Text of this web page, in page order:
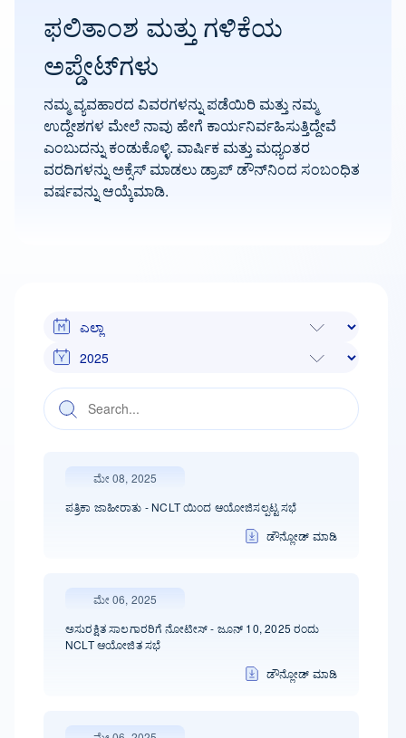
ಫಲಿತಾಂಶ ಮತ್ತು ಗಳಿಕೆಯ
ಅಪ್ಡೇಟ್‌ಗಳು
ನಮ್ಮ ವ್ಯವಹಾರದ ವಿವರಗಳನ್ನು ಪಡೆಯಿರಿ ಮತ್ತು ನಮ್ಮ
ಉದ್ದೇಶಗಳ ಮೇಲೆ ನಾವು ಹೇಗೆ ಕಾರ್ಯನಿರ್ವಹಿಸುತ್ತಿದ್ದೇವೆ
ಎಂಬುದನ್ನು ಕಂಡುಕೊಳ್ಳಿ. ವಾರ್ಷಿಕ ಮತ್ತು ಮಧ್ಯಂತರ
ವರದಿಗಳನ್ನು ಅಕ್ಸೆಸ್ ಮಾಡಲು ಡ್ರಾಪ್ ಡೌನ್‌ನಿಂದ ಸಂಬಂಧಿತ
ವರ್ಷವನ್ನು ಆಯ್ಕೆಮಾಡಿ.
ಮೇ 08, 2025
ಪತ್ರಿಕಾ ಜಾಹೀರಾತು - NCLT ಯಿಂದ ಆಯೋಜಿಸಲ್ಪಟ್ಟ ಸಭೆ
ಡೌನ್ಲೋಡ್ ಮಾಡಿ
ಮೇ 06, 2025
ಅಸುರಕ್ಷಿತ ಸಾಲಗಾರರಿಗೆ ನೋಟೀಸ್ - ಜೂನ್ 10, 2025 ರಂದು
NCLT ಆಯೋಜಿತ ಸಭೆ
ಡೌನ್ಲೋಡ್ ಮಾಡಿ